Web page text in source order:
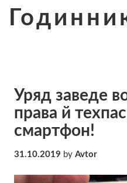
Уряд заведе
права й
смартфон!
31.10.2019 by Avtor